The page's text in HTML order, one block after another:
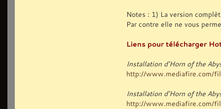
Notes : 1) La version
Par contre elle ne vous
Liens pour télécharger
Installation d'Horn of the
http://www.mediafire.com/
Installation d'Horn of the
http://www.mediafire.com/